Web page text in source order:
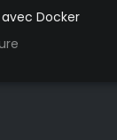
Docker